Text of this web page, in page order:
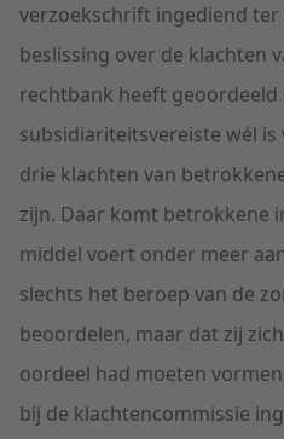
verzoekschrift ingediend
beslissing over de klachten
rechtbank heeft geoordeeld
subsidiariteitsvereiste wél
drie klachten van
zijn. Daar komt betrokkene
middel voert onder meer
slechts het beroep van de
beoordelen, maar dat zij
oordeel had moeten
bij de klachtencommissie